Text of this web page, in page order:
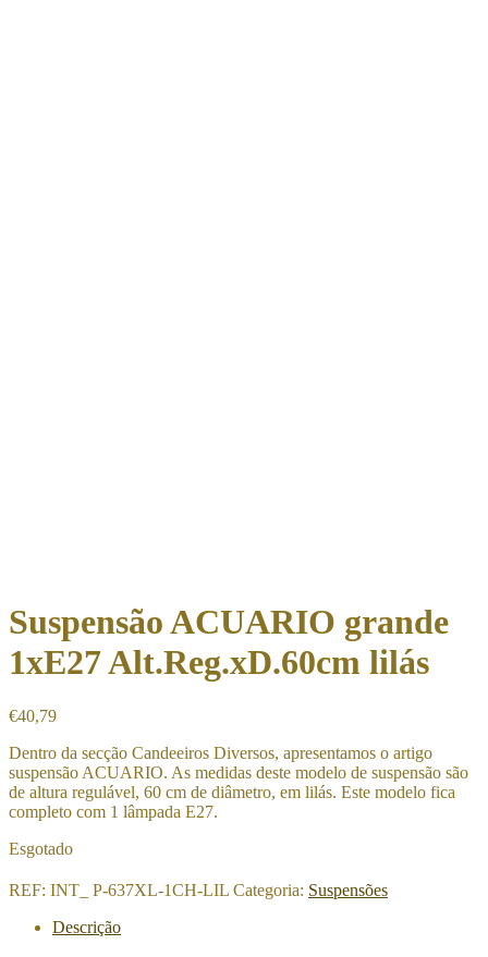
Suspensão ACUARIO grande
1xE27 Alt.Reg.xD.60cm lilás
€40,79
Dentro da secção Candeeiros Diversos, apresentamos o artigo
suspensão ACUARIO. As medidas deste modelo de suspensão são
de altura regulável, 60 cm de diâmetro, em lilás. Este modelo fica
completo com 1 lâmpada E27.
Esgotado
REF: INT_ P-637XL-1CH-LIL Categoria: Suspensões
Descrição